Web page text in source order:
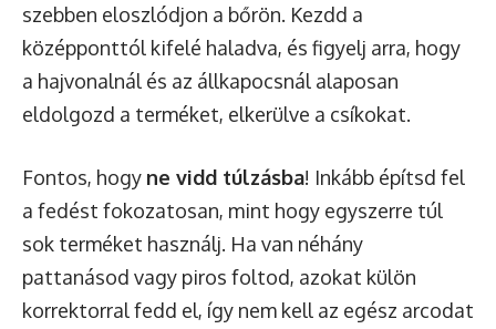
szebben eloszlódjon a bőrön. Kezdd a
középponttól kifelé haladva, és figyelj arra, hogy
a hajvonalnál és az állkapocsnál alaposan
eldolgozd a terméket, elkerülve a csíkokat.
Fontos, hogy ne vidd túlzásba! Inkább építsd fel
a fedést fokozatosan, mint hogy egyszerre túl
sok terméket használj. Ha van néhány
pattanásod vagy piros foltod, azokat külön
korrektorral fedd el, így nem kell az egész arcodat